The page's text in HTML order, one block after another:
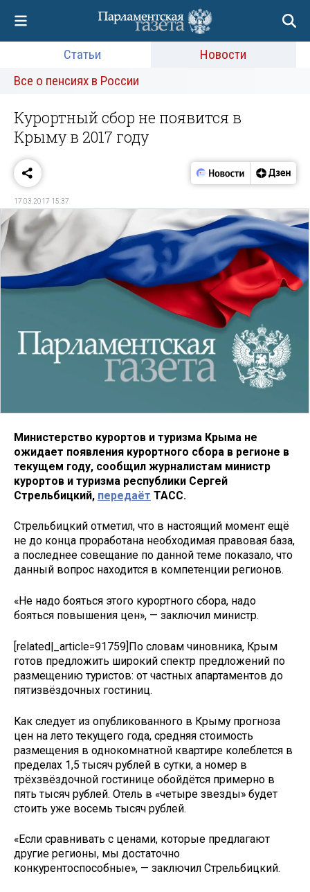
Статьи
Новости
Все о пенсиях в России
Курортный сбор не появится в
Крыму в 2017 году
17.03.2017 15:37
Министерство курортов и туризма Крыма не
ожидает появления курортного сбора в регионе в
текущем году, сообщил журналистам министр
курортов и туризма республики Сергей
Стрельбицкий, передаёт ТАСС.
Стрельбицкий отметил, что в настоящий момент ещё
не до конца проработана необходимая правовая база,
а последнее совещание по данной теме показало, что
данный вопрос находится в компетенции регионов.
«Не надо бояться этого курортного сбора, надо
бояться повышения цен», — заключил министр.
[related|_article=91759]По словам чиновника, Крым
готов предложить широкий спектр предложений по
размещению туристов: от частных апартаментов до
пятизвёздочных гостиниц.
Как следует из опубликованного в Крыму прогноза
цен на лето текущего года, средняя стоимость
размещения в однокомнатной квартире колеблется в
пределах 1,5 тысяч рублей в сутки, а номер в
трёхзвёздочной гостинице обойдётся примерно в
пять тысяч рублей. Отель в «четыре звезды» будет
стоить уже восемь тысяч рублей.
«Если сравнивать с ценами, которые предлагают
другие регионы, мы достаточно
конкурентоспособные», — заключил Стрельбицкий.